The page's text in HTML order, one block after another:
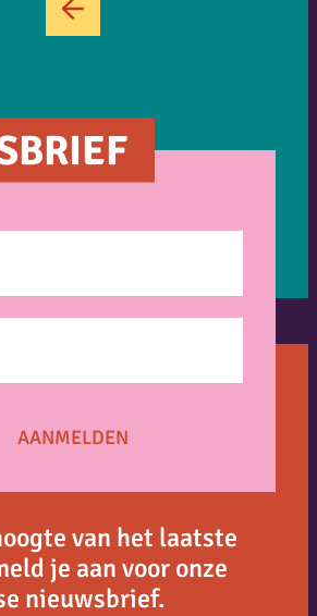
van het laatste
je aan voor onze
nieuwsbrief.